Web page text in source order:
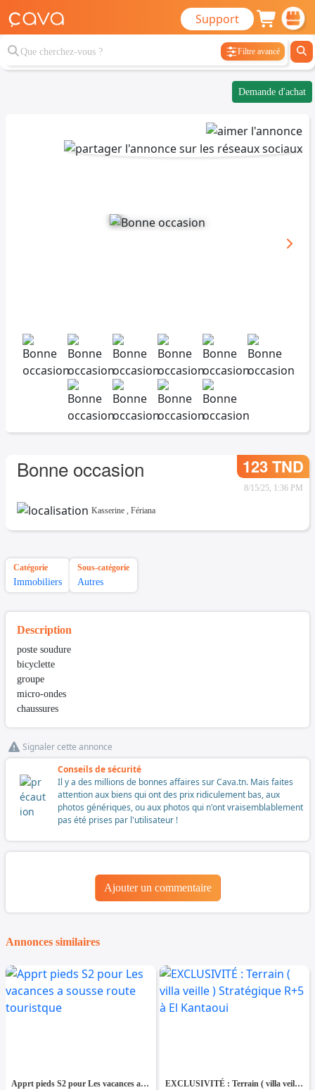
Support
Filtre avancé
Demande d'achat
Bonne occasion 123 TND
8/15/25, 1:36 PM
Kasserine , Fériana
Catégorie
Immobiliers
Sous-catégorie
Autres
Description
poste soudure
bicyclette
groupe
micro-ondes
chaussures
Signaler cette annonce
Conseils de sécurité
Il y a des millions de bonnes affaires sur Cava.tn. Mais faites
attention aux biens qui ont des prix ridiculement bas, aux
photos génériques, ou aux photos qui n'ont vraisemblablement
pas été prises par l'utilisateur !
Ajouter un commentaire
Annonces similaires
Apprt pieds S2 pour Les vacances a sousse route touristque EXCLUSIVITÉ : Terrain ( villa veille ) Stratégique R+5 à El Kantaoui